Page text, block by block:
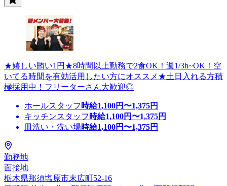
★嬉しい賄い1円★8時間以上勤務で2食OK！週1/3h~OK！空
いてる時間を有効活用したい方にオススメ★土日入れる方積
極採用中！フリーターさん大歓迎◎
ホールスタッフ 時給1,100円〜1,375円
キッチンスタッフ 時給1,100円〜1,375円
皿洗い・洗い場時給1,100円〜1,375円
勤務地
面接地
栃木県那須塩原市末広町52-16